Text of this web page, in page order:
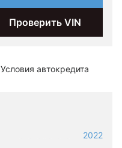
Условия автокредита
2022
Проверить VIN